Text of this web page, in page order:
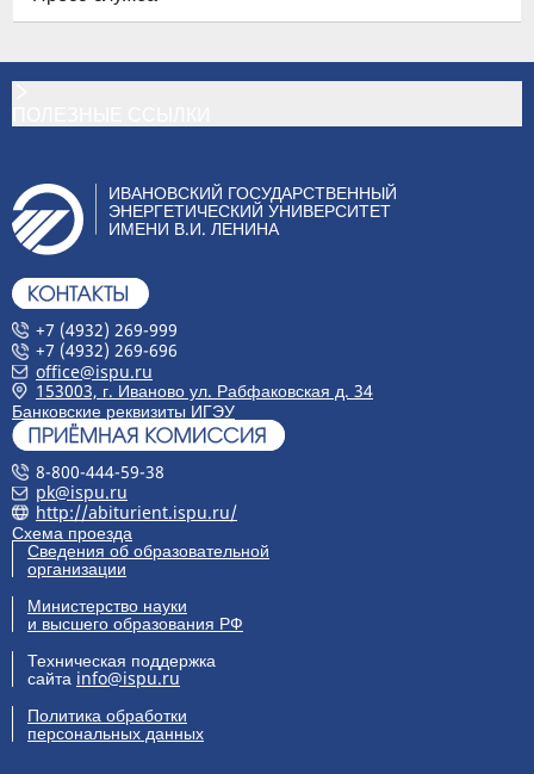
ИВАНОВСКИЙ ГОСУДАРСТВЕННЫЙ
ЭНЕРГЕТИЧЕСКИЙ УНИВЕРСИТЕТ
ИМЕНИ В.И. ЛЕНИНА
+7 (4932) 269-999
+7 (4932) 269-696
office@ispu.ru
153003, г. Иваново ул. Рабфаковская д. 34
Банковские реквизиты ИГЭУ
8-800-444-59-38
pk@ispu.ru
http://abiturient.ispu.ru/
Схема проезда
Сведения об образовательной
организации
Министерство науки
и высшего образования РФ
Техническая поддержка
сайта info@ispu.ru
Политика обработки
персональных данных